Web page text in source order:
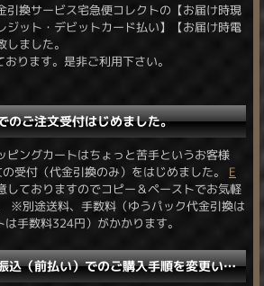
引換サービス宅急便コレクトの【お届け時現
ジット・デビットカード払い】【お届け時電
ました。
ります。是非ご利用下さい。
のご注文受付はじめました。
ピングカートはちょっと苦手というお客様
受付（代金引換のみ）をはじめました。 E
しておりますのでコピー＆ペーストでお気軽
※別途送料、手数料（ゆうパック代金引換は
手数料324円）がかかります。
銀行・ゆうちょ銀行振込（前払い）でのご購入手順を変更いたしました。